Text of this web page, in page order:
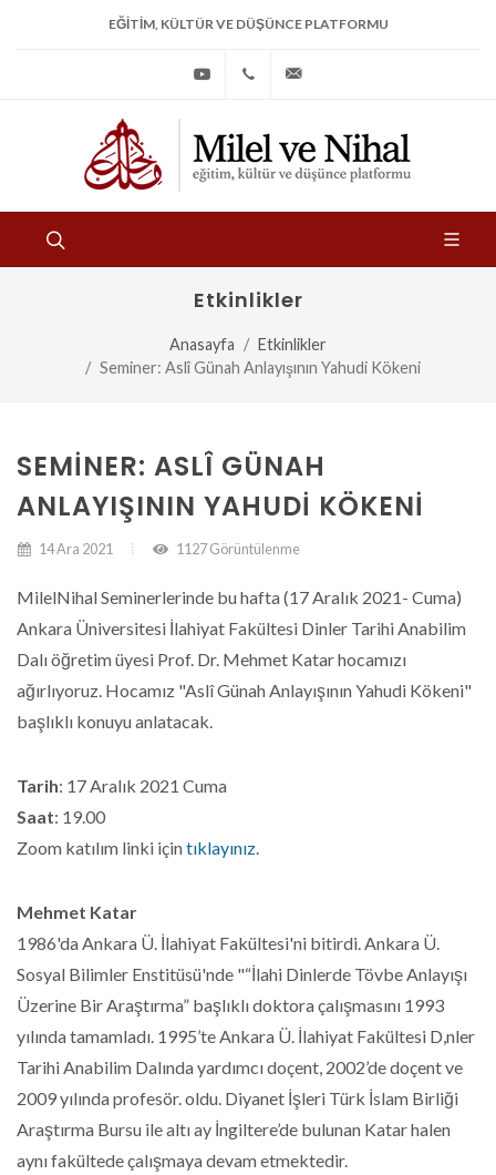
EĞITIM, KÜLTÜR VE DÜŞÜNCE PLATFORMU
Youtube +90
533
31
Etkinlikler
Anasayfa
Etkinlikler
Seminer: Aslî Günah Anlayışının Yahudi Kökeni
SEMINER: ASLÎ GÜNAH
ANLAYIŞININ YAHUDI KÖKENI
14 Ara 2021 1127 Görüntülenme
MilelNihal Seminerlerinde bu hafta (17 Aralık 2021- Cuma)
Ankara Üniversitesi İlahiyat Fakültesi Dinler Tarihi Anabilim
Dalı öğretim üyesi Prof. Dr. Mehmet Katar hocamızı
ağırlıyoruz. Hocamız "Aslî Günah Anlayışının Yahudi Kökeni"
başlıklı konuyu anlatacak.
Tarih: 17 Aralık 2021 Cuma
Saat: 19.00
Zoom katılım linki içintıklayınız.
Mehmet Katar
1986'da Ankara Ü. İlahiyat Fakültesi'ni bitirdi. Ankara Ü.
Sosyal Bilimler Enstitüsü'nde "“İlahi Dinlerde Tövbe Anlayışı
Üzerine Bir Araştırma” başlıklı doktora çalışmasını 1993
yılında tamamladı. 1995’te Ankara Ü. İlahiyat Fakültesi D,nler
Tarihi Anabilim Dalında yardımcı doçent, 2002’de doçent ve
2009 yılında profesör. oldu. Diyanet İşleri Türk İslam Birliği
Araştırma Bursu ile altı ay İngiltere’de bulunan Katar halen
aynı fakültede çalışmaya devam etmektedir.